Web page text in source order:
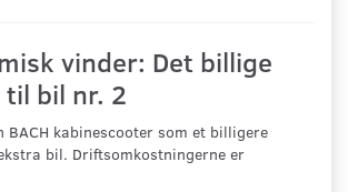
vinder: Det billige
bil nr. 2
BACH kabinescooter som et billigere
bil. Driftsomkostningerne er